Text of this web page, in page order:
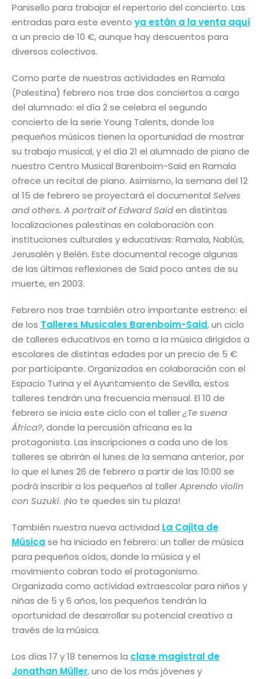
Panisello para trabajar el repertorio del concierto. Las
entradas para este evento ya están a la venta aquí
a un precio de 10 €, aunque hay descuentos para
diversos colectivos.
Como parte de nuestras actividades en Ramala
(Palestina) febrero nos trae dos conciertos a cargo
del alumnado: el día 2 se celebra el segundo
concierto de la serie Young Talents, donde los
pequeños músicos tienen la oportunidad de mostrar
su trabajo musical, y el día 21 el alumnado de piano de
nuestro Centro Musical Barenboim-Said en Ramala
ofrece un recital de piano. Asimismo, la semana del 12
al 15 de febrero se proyectará el documental Selves
and others. A portrait of Edward Saiden distintas
localizaciones palestinas en colaboración con
instituciones culturales y educativas: Ramala, Nablús,
Jerusalén y Belén. Este documental recoge algunas
de las últimas reflexiones de Said poco antes de su
muerte, en 2003.
Febrero nos trae también otro importante estreno: el
de los Talleres Musicales Barenboim-Said, un ciclo
de talleres educativos en torno a la música dirigidos a
escolares de distintas edades por un precio de 5 €
por participante. Organizados en colaboración con el
Espacio Turina y el Ayuntamiento de Sevilla, estos
talleres tendrán una frecuencia mensual. El 10 de
febrero se inicia este ciclo con el taller¿Te suena
África?, donde la percusión africana es la
protagonista. Las inscripciones a cada uno de los
talleres se abrirán el lunes de la semana anterior, por
lo que el lunes 26 de febrero a partir de las 10:00 se
podrá inscribir a los pequeños al tallerAprendo violín
con Suzuki. ¡No te quedes sin tu plaza!
También nuestra nueva actividad La Cajita de
Música se ha iniciado en febrero: un taller de música
para pequeños oídos, donde la música y el
movimiento cobran todo el protagonismo.
Organizada como actividad extraescolar para niños y
niñas de 5 y 6 años, los pequeños tendrán la
oportunidad de desarrollar su potencial creativo a
través de la música.
Los días 17 y 18 tenemos la clase magistral de
Jonathan Müller,uno de los más jóvenes y